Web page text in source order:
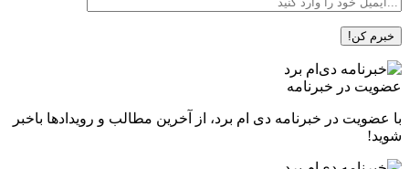
عضویت در خبرنامه
با عضویت در خبرنامه دی ام برد، از آخرین مطالب و رویدادها باخبر
شوید!